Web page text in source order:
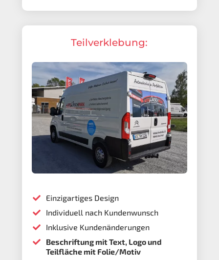
Teilverklebung:
 Einzigartiges Design
 Individuell nach Kundenwunsch
 Inklusive Kundenänderungen

Beschriftung mit Text, Logo und
Teilfläche mit Folie/Motiv